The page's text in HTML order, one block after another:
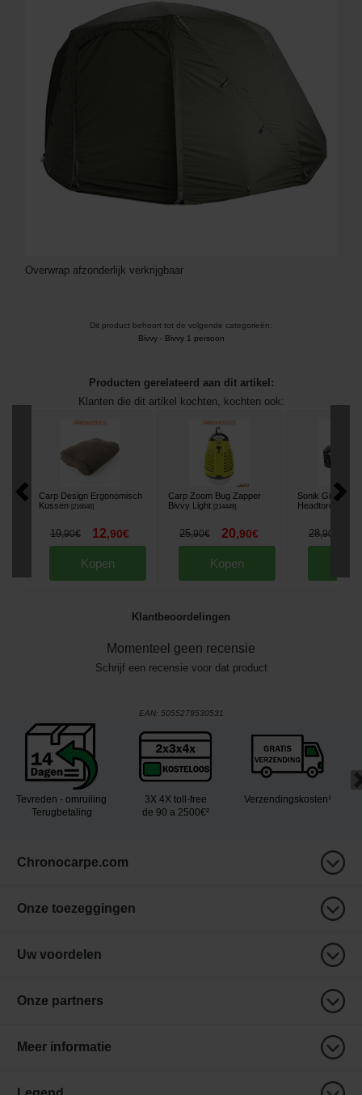
Overwrap afzonderlijk verkrijgbaar
Dit product behoort tot de volgende categorieën:
Bivvy- Bivvy 1 persoon
Producten gerelateerd aan dit artikel:
Klanten die dit artikel kochten, kochten ook:
Carp Design Ergonomisch
Kussen [216646]
19,90€ 12,90€
Kopen
Carp Zoom Bug Zapper
Bivvy Light [214449]
25,90€ 20,90€
Kopen
Sonik Gizmo
Headtorch
28,90
Klantbeoordelingen
Momenteel geen recensie
Schrijf een recensie voor dat product
EAN: 5055279530531
Tevreden - omruiling
Terugbetaling
3X 4X toll-free
de 90 a 2500€²
Verzendingskosten¹
Chronocarpe.com
Onze toezeggingen
Uw voordelen
Onze partners
Meer informatie